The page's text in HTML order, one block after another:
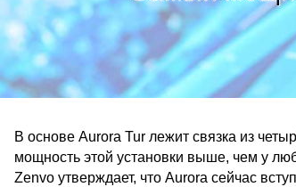
В основе Aurora Tur лежит связка из
мощность этой установки выше, чем у
Zenvo утверждает, что Aurora сейчас